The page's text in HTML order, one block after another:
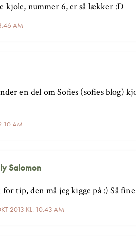
AM
kjole, nummer 6, er så lækker :D
AM
en del om Sofies (sofies blog)
Salomon
2013 KL. 10:43 AM
for tip, den må jeg kigge på :) Så